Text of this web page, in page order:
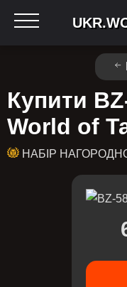
Купити
World of
НАБІР